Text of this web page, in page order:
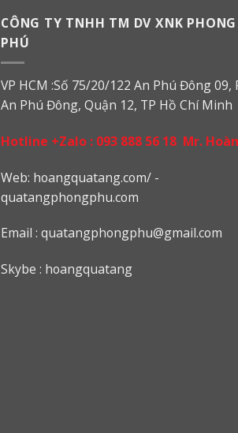
CÔNG TY TNHH TM DV XNK PHONG
PHÚ
VP HCM :Số 75/20/122 An Phú Đông 09,
An Phú Đông, Quận 12, TP Hồ Chí Minh
Hotline +Zalo : 093 888 56 18 Mr.
Web: hoangquatang.com/ -
quatangphongphu.com
Email : quatangphongphu@gmail.com
Skybe : hoangquatang